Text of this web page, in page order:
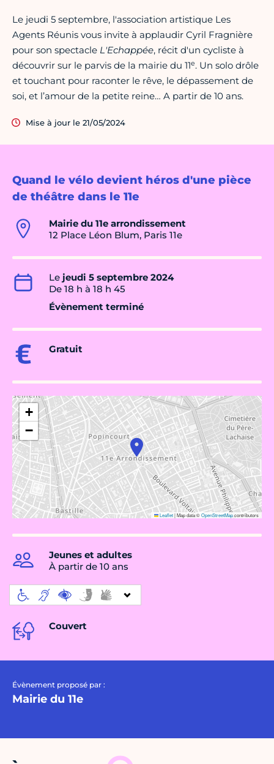
Quand le vélo devient héros d'une pièce
de théâtre dans le 11e
Mairie du 11e arrondissement
12 Place Léon Blum, Paris 11e
Le jeudi 5 septembre 2024
De 18 h à 18 h 45
Évènement terminé
Gratuit
+
−
Leaflet|Map data ©OpenStreetMapcontributors
Jeunes et adultes
À partir de 10 ans
Couvert
Évènement proposé par :
Mairie du 11e
Le jeudi 5 septembre, l'association artistique Les
Agents Réunis vous invite à applaudir Cyril Fragnière
pour son spectacle L'Echappée, récit d'un cycliste à
découvrir sur le parvis de la mairie du 11e. Un solo drôle
et touchant pour raconter le rêve, le dépassement de
soi, et l’amour de la petite reine… A partir de 10 ans.
Mise à jour le 21/05/2024